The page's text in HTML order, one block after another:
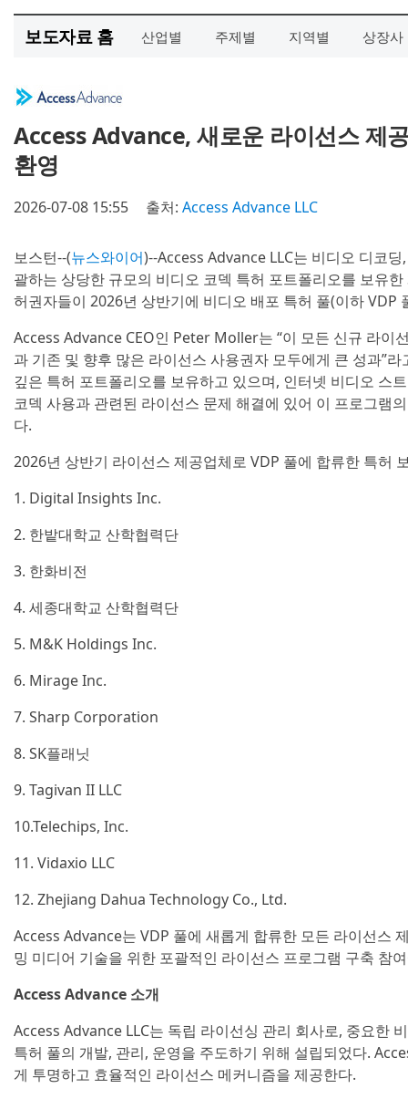
보도자료 홈 산업별 주제별 지역별 상장사
Access Advance, 새로운 라이선스 제
환영
2026-07-08 15:55 출처: Access Advance LLC
보스턴--(뉴스와이어)--Access Advance LLC는 비디오 디코
괄하는 상당한 규모의 비디오 코덱 특허 포트폴리오를 보유
허권자들이 2026년 상반기에 비디오 배포 특허 풀(이하 VDP
Access Advance CEO인 Peter Moller는 “이 모든 신규 라이
과 기존 및 향후 많은 라이선스 사용권자 모두에게 큰 성과”
깊은 특허 포트폴리오를 보유하고 있으며, 인터넷 비디오 스
코덱 사용과 관련된 라이선스 문제 해결에 있어 이 프로그램
다.
2026년 상반기 라이선스 제공업체로 VDP 풀에 합류한 특허
1. Digital Insights Inc.
2. 한밭대학교 산학협력단
3. 한화비전
4. 세종대학교 산학협력단
5. M&K Holdings Inc.
6. Mirage Inc.
7. Sharp Corporation
8. SK플래닛
9. Tagivan II LLC
10.Telechips, Inc.
11. Vidaxio LLC
12. Zhejiang Dahua Technology Co., Ltd.
Access Advance는 VDP 풀에 새롭게 합류한 모든 라이선스
밍 미디어 기술을 위한 포괄적인 라이선스 프로그램 구축 참
Access Advance 소개
Access Advance LLC는 독립 라이선싱 관리 회사로, 중요한
특허 풀의 개발, 관리, 운영을 주도하기 위해 설립되었다.
게 투명하고 효율적인 라이선스 메커니즘을 제공한다.